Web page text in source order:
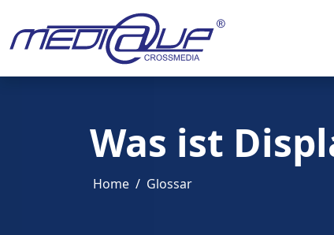
Was ist
Home Glossar